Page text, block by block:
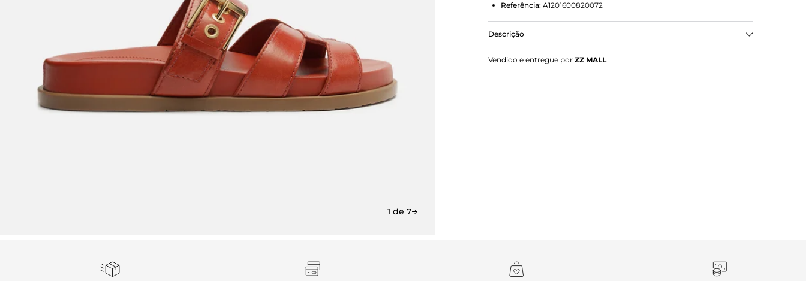
1 de 7
Referência: A1201600820072
Descrição
Sandália Arezzo Rasteira Laranja Couro Tira Vazada Fivela
Vendido e entregue por ZZ MALL